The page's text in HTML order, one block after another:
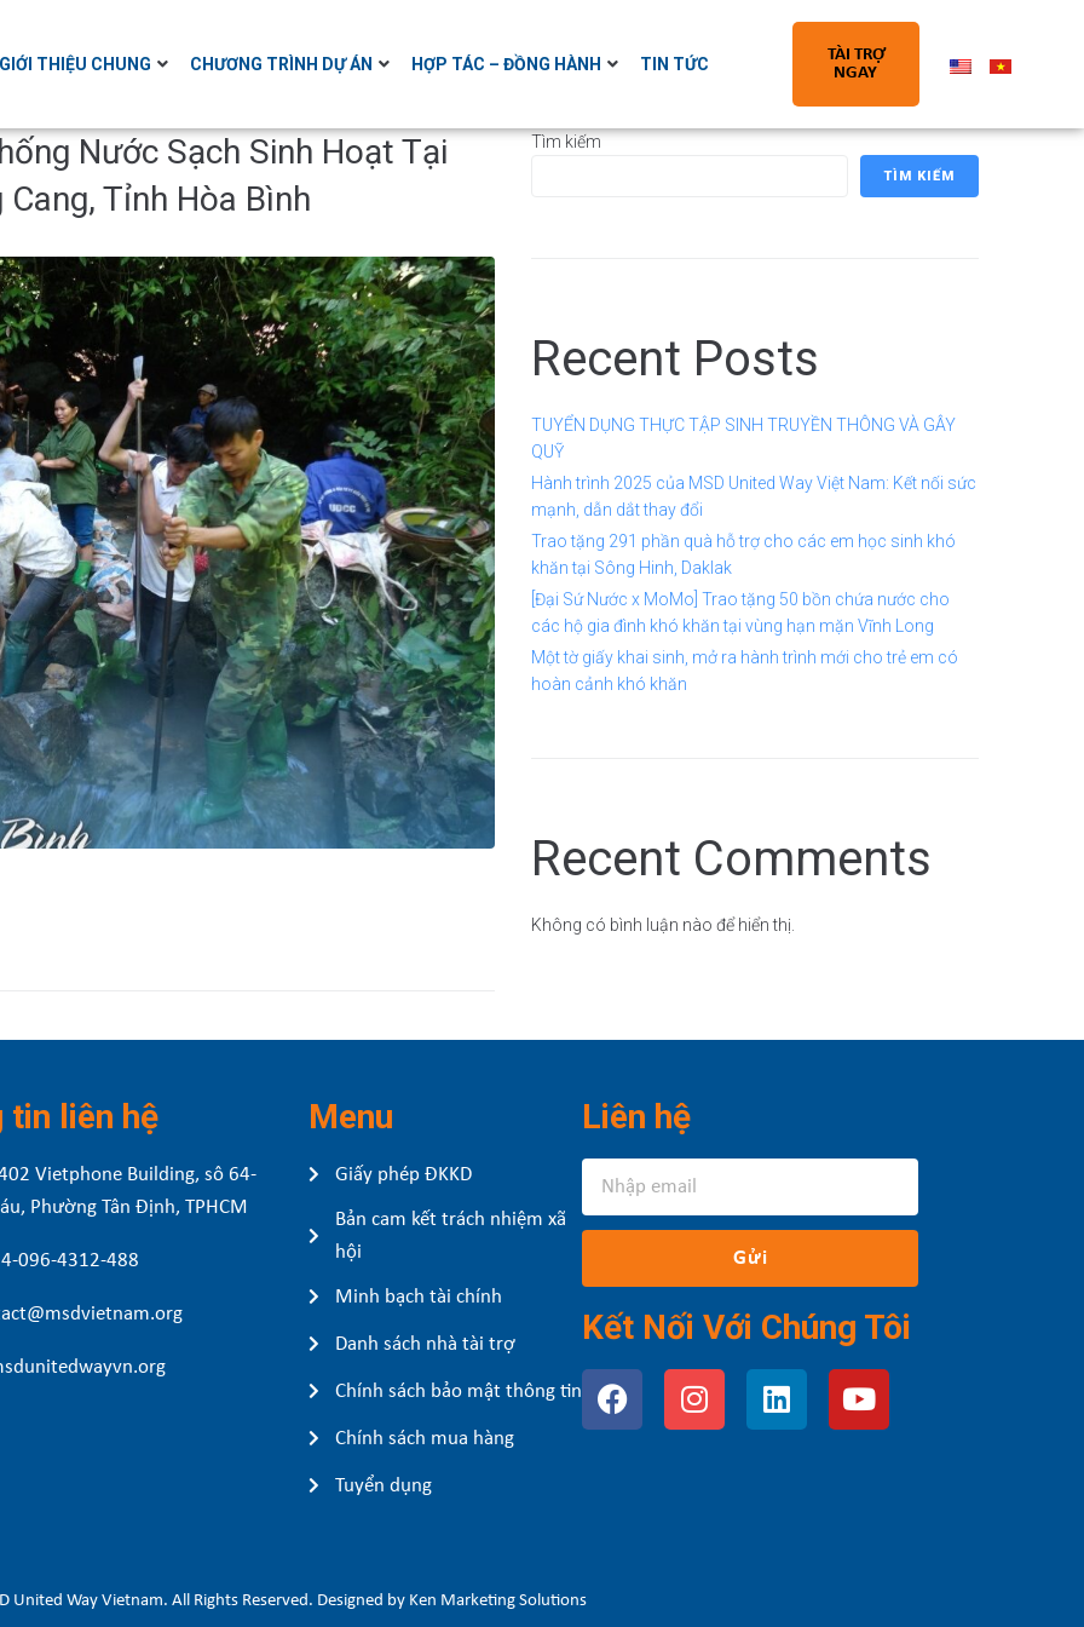
GIỚI THIỆU CHUNG CHƯƠNG TRÌNH DỰ ÁN HỢP TÁC – ĐỒNG HÀNH TIN TỨC
TÀI TRỢ
NGAY
Nước Sạch Sinh Hoạt Tại
Tỉnh Hòa Bình
Tìm kiếm
TÌM KIẾM
Recent Posts
TUYỂN DỤNG THỰC TẬP SINH TRUYỀN THÔNG VÀ GÂY
QUỸ
Hành trình 2025 của MSD United Way Việt Nam: Kết nối sức
mạnh, dẫn dắt thay đổi
Trao tặng 291 phần quà hỗ trợ cho các em học sinh khó
khăn tại Sông Hinh, Daklak
[Đại Sứ Nước x MoMo] Trao tặng 50 bồn chứa nước cho
các hộ gia đình khó khăn tại vùng hạn mặn Vĩnh Long
Một tờ giấy khai sinh, mở ra hành trình mới cho trẻ em có
hoàn cảnh khó khăn
Recent Comments
Không có bình luận nào để hiển thị.
tin liên hệ
Vietphone Building, sô 64-
Phường Tân Định, TPHCM
096-4312-488
Menu
Giấy phép ĐKKD
Bản cam kết trách nhiệm xã
hội
Minh bạch tài chính
Danh sách nhà tài trợ
Chính sách bảo mật thông tin
Chính sách mua hàng
Tuyển dụng
Liên hệ
Gửi
Kết Nối Với Chúng Tôi
United Way Vietnam. All Rights Reserved. Designed by Ken Marketing Solutions